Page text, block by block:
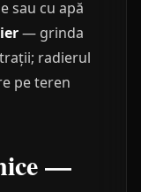
sau cu apă
— grinda
radierul
pe teren
—